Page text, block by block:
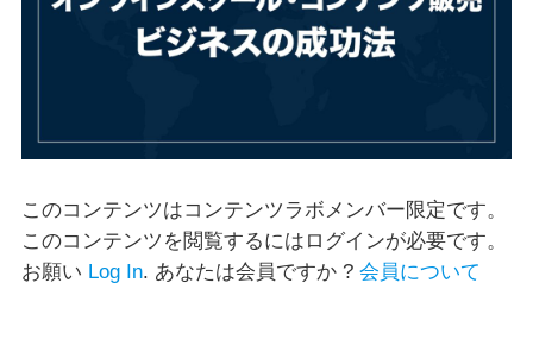
このコンテンツを閲覧するにはログインが必要です。
お願い Log In. あなたは会員ですか ?会員について